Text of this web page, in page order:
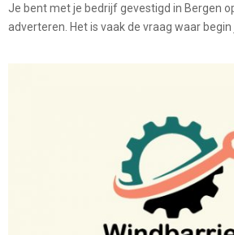
Je bent met je bedrijf gevestigd in Bergen
adverteren. Het is vaak de vraag waar begin